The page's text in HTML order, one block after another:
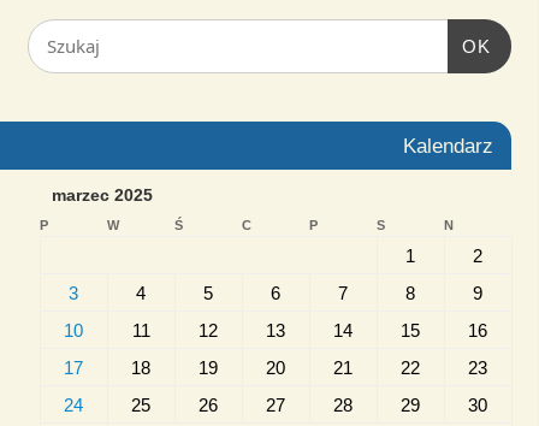
OK
Kalendarz
marzec 2025
P W Ś C P S N
1
2
3
4 5 6 7 8
9
10
11 12 13 14 15
16
17
18 19 20 21 22
23
24
25 26 27 28 29
30